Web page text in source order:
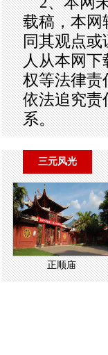
载稿，本网
同其观点或
人从本网下
权等法律责
依法追究责
系。
三元风光
正顺庙